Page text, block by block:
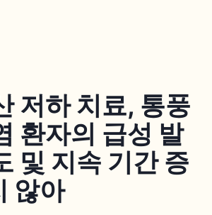
저하 치료, 통풍
환자의 급성 발
및 지속 기간 증
않아